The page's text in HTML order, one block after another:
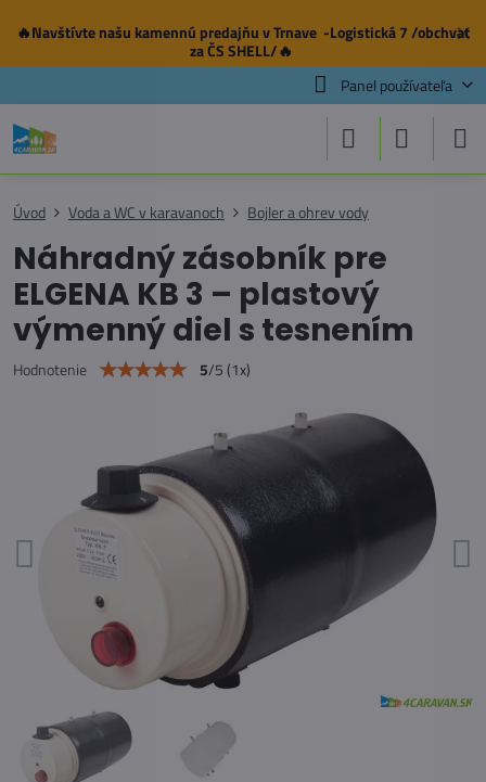
✕
🔥Navštívte našu kamennú predajňuv Trnave -Logistická 7 /obchvat
za ČS SHELL/🔥
Panel používateľa
Úvod Voda a WC v karavanoch Bojler a ohrev vody
Náhradný zásobník pre
ELGENA KB 3 – plastový
výmenný diel s tesnením
Hodnotenie 5/5(1x)